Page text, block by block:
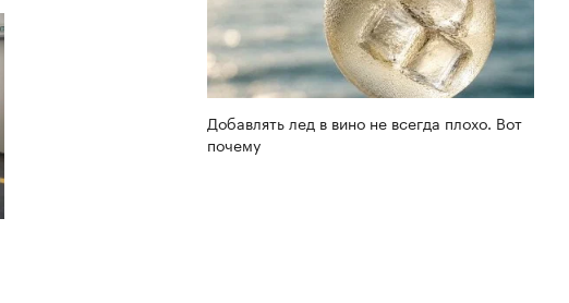
Добавлять лед в вино не всегда плохо. Вот
почему